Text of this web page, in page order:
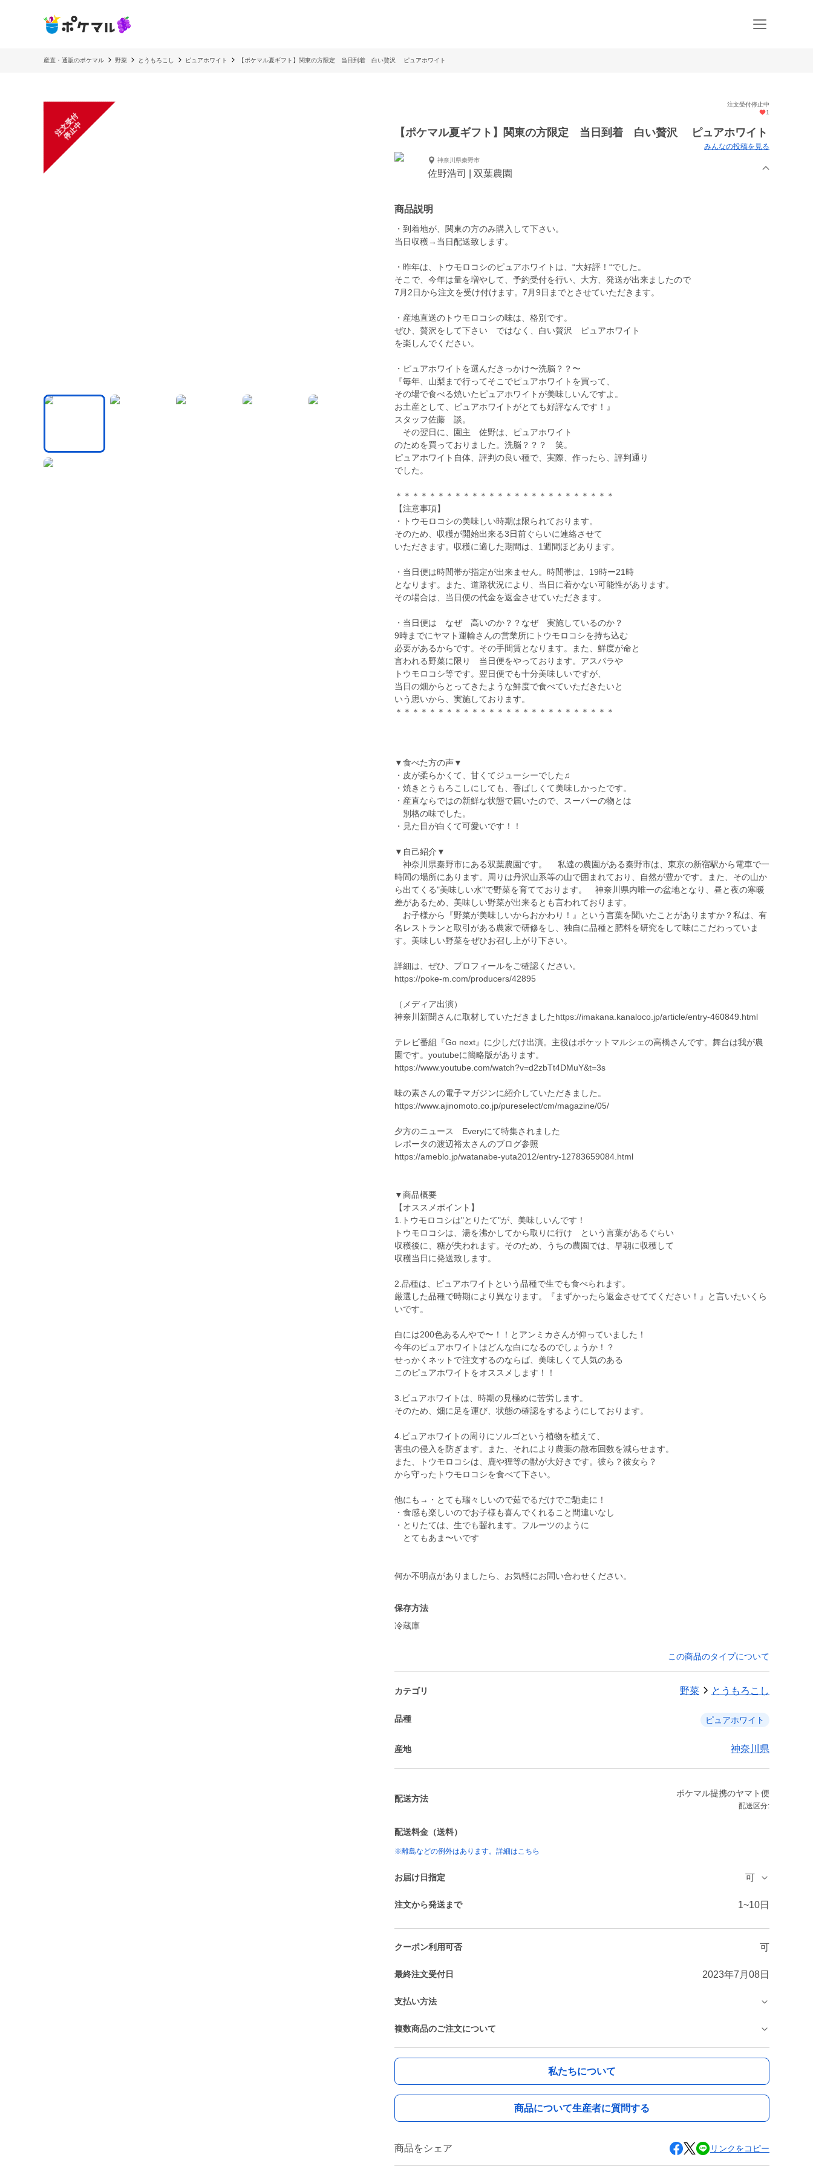
産直・通販のポケマル 野菜 とうもろこし ピュアホワイト 【ポケマル夏ギフト】関東の方限定 当日到着 白い贅沢 ピュアホワイト
注
文
受
付
停
止
中
注文受付停止中
1
【ポケマル夏ギフト】関東の方限定 当日到着 白い贅沢 ピュアホワイト
みんなの投稿を見る
神奈川県秦野市
佐野浩司 | 双葉農園
商品説明
・到着地が、関東の方のみ購入して下さい。
当日収穫→当日配送致します。
・昨年は、トウモロコシのピュアホワイトは、“大好評！“でした。
そこで、今年は量を増やして、予約受付を行い、大方、発送が出来ましたので
7月2日から注文を受け付けます。7月9日までとさせていただきます。
・産地直送のトウモロコシの味は、格別です。
ぜひ、贅沢をして下さい ではなく、白い贅沢 ピュアホワイト
を楽しんでください。
・ピュアホワイトを選んだきっかけ〜洗脳？？〜
『毎年、山梨まで行ってそこでピュアホワイトを買って、
その場で食べる焼いたピュアホワイトが美味しいんですよ。
お土産として、ピュアホワイトがとても好評なんです！』
スタッフ佐藤 談。
その翌日に、園主 佐野は、ピュアホワイト
のためを買っておりました。洗脳？？？ 笑。
ピュアホワイト自体、評判の良い種で、実際、作ったら、評判通り
でした。
＊＊＊＊＊＊＊＊＊＊＊＊＊＊＊＊＊＊＊＊＊＊＊＊＊＊
【注意事項】
・トウモロコシの美味しい時期は限られております。
そのため、収穫が開始出来る3日前ぐらいに連絡させて
いただきます。収穫に適した期間は、1週間ほどあります。
・当日便は時間帯が指定が出来ません。時間帯は、19時ー21時
となります。また、道路状況により、当日に着かない可能性があります。
その場合は、当日便の代金を返金させていただきます。
・当日便は なぜ 高いのか？？なぜ 実施しているのか？
9時までにヤマト運輸さんの営業所にトウモロコシを持ち込む
必要があるからです。その手間賃となります。また、鮮度が命と
言われる野菜に限り 当日便をやっております。アスパラや
トウモロコシ等です。翌日便でも十分美味しいですが、
当日の畑からとってきたような鮮度で食べていただきたいと
いう思いから、実施しております。
＊＊＊＊＊＊＊＊＊＊＊＊＊＊＊＊＊＊＊＊＊＊＊＊＊＊
▼食べた方の声▼
・皮が柔らかくて、甘くてジューシーでした♫
・焼きとうもろこしにしても、香ばしくて美味しかったです。
・産直ならではの新鮮な状態で届いたので、スーパーの物とは
別格の味でした。
・見た目が白くて可愛いです！！
▼自己紹介▼
神奈川県秦野市にある双葉農園です。 私達の農園がある秦野市は、東京の新宿駅から電車で一
時間の場所にあります。周りは丹沢山系等の山で囲まれており、自然が豊かです。また、その山か
ら出てくる"美味しい水"で野菜を育てております。 神奈川県内唯一の盆地となり、昼と夜の寒暖
差があるため、美味しい野菜が出来るとも言われております。
お子様から『野菜が美味しいからおかわり！』という言葉を聞いたことがありますか？私は、有
名レストランと取引がある農家で研修をし、独自に品種と肥料を研究をして味にこだわっていま
す。美味しい野菜をぜひお召し上がり下さい。
詳細は、ぜひ、プロフィールをご確認ください。
https://poke-m.com/producers/42895
（メディア出演）
神奈川新聞さんに取材していただきましたhttps://imakana.kanaloco.jp/article/entry-460849.html
テレビ番組『Go next』に少しだけ出演。主役はポケットマルシェの高橋さんです。舞台は我が農
園です。youtubeに簡略版があります。
https://www.youtube.com/watch?v=d2zbTt4DMuY&t=3s
味の素さんの電子マガジンに紹介していただきました。
https://www.ajinomoto.co.jp/pureselect/cm/magazine/05/
夕方のニュース Everyにて特集されました
レポータの渡辺裕太さんのブログ参照
https://ameblo.jp/watanabe-yuta2012/entry-12783659084.html
▼商品概要
【オススメポイント】
1.トウモロコシは"とりたて"が、美味しいんです！
トウモロコシは、湯を沸かしてから取りに行け という言葉があるぐらい
収穫後に、糖が失われます。そのため、うちの農園では、早朝に収穫して
収穫当日に発送致します。
2.品種は、ピュアホワイトという品種で生でも食べられます。
厳選した品種で時期により異なります。『まずかったら返金させててください！』と言いたいくら
いです。
白には200色あるんやで〜！！とアンミカさんが仰っていました！
今年のピュアホワイトはどんな白になるのでしょうか！？
せっかくネットで注文するのならば、美味しくて人気のある
このピュアホワイトをオススメします！！
3.ピュアホワイトは、時期の見極めに苦労します。
そのため、畑に足を運び、状態の確認をするようにしております。
4.ピュアホワイトの周りにソルゴという植物を植えて、
害虫の侵入を防ぎます。また、それにより農薬の散布回数を減らせます。
また、トウモロコシは、鹿や狸等の獣が大好きです。彼ら？彼女ら？
から守ったトウモロコシを食べて下さい。
他にも→・とても瑞々しいので茹でるだけでご馳走に！
・食感も楽しいのでお子様も喜んでくれること間違いなし
・とりたては、生でも齧れます。フルーツのように
とてもあま〜いです
何か不明点がありましたら、お気軽にお問い合わせください。
保存方法
冷蔵庫
この商品のタイプについて
カテゴリ 野菜 とうもろこし
品種 ピュアホワイト
産地 神奈川県
配送方法
ポケマル提携のヤマト便
配送区分:
配送料金（送料）
※離島などの例外はあります。詳細はこちら
お届け日指定 可
注文から発送まで 1~10日
クーポン利用可否 可
最終注文受付日 2023年7月08日
支払い方法
複数商品のご注文について
私たちについて
商品について生産者に質問する
商品をシェア リンクをコピー